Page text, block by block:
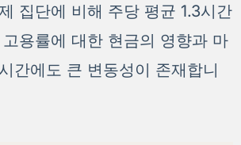
집단에 비해 주당 평균 1.3시간
용률에 대한 현금의 영향과 마
간에도 큰 변동성이 존재합니